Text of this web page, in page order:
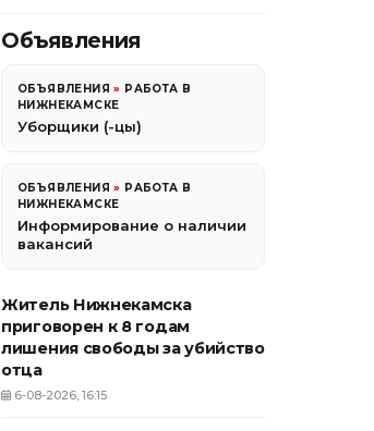
Объявления
ОБЪЯВЛЕНИЯ » РАБОТА В
НИЖНЕКАМСКЕ
Уборщики (-цы)
ОБЪЯВЛЕНИЯ » РАБОТА В
НИЖНЕКАМСКЕ
Информирование о наличии
вакансий
Житель Нижнекамска
приговорен к 8 годам
лишения свободы за убийство
отца
6-08-2026, 16:15